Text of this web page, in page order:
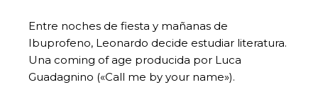
Entre noches de fiesta y mañanas de
Ibuprofeno, Leonardo decide estudiar literatura.
Una coming of age producida por Luca
Guadagnino («Call me by your name»).